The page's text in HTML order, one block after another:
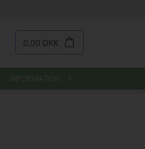
0,00 DKK
INFORMATION